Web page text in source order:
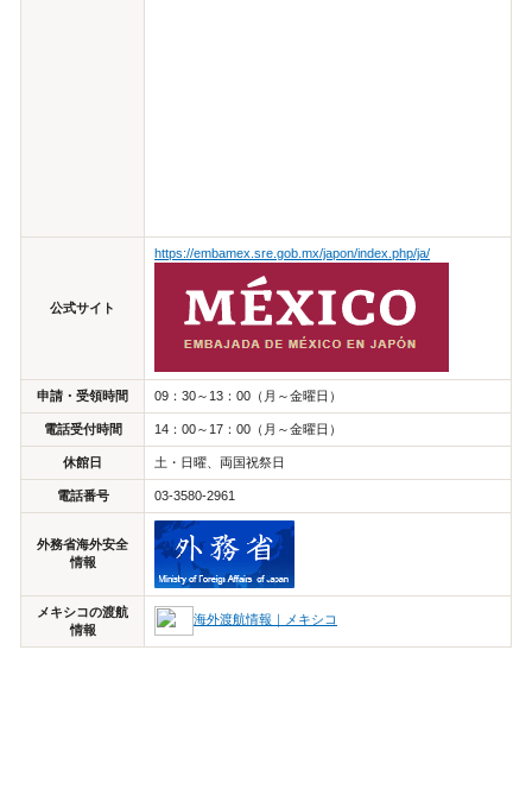
公式サイト
https://embamex.sre.gob.mx/japon/index.php/ja/​
申請・受領時間 09：30～13：00（月～金曜日）
電話受付時間 14：00～17：00（月～金曜日）
休館日 土・日曜、両国祝祭日
電話番号 03-3580-2961
外務省海外安全
情報
メキシコの渡航
情報
海外渡航情報｜メキシコ